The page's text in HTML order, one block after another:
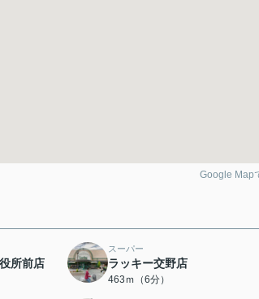
Google Map
所前店
スーパー
ラッキー交野店
463ｍ（6分）